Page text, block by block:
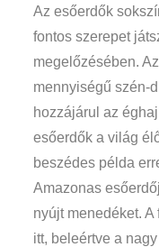
Az esőerdők
fontos szerepet
megelőzésében.
mennyiségű szén-
hozzájárul az
esőerdők a világ
beszédes példa
Amazonas
nyújt menedéket.
itt, beleértve a